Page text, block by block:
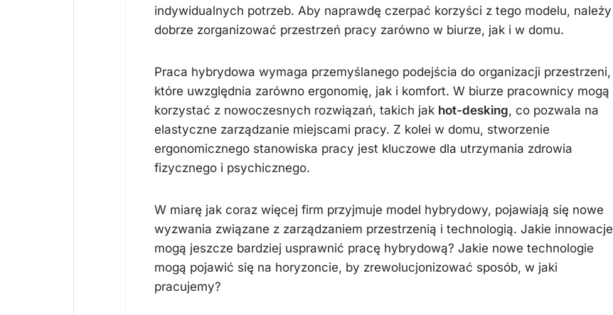
indywidualnych potrzeb. Aby naprawdę czerpać korzyści z tego modelu, należy
dobrze zorganizować przestrzeń pracy zarówno w biurze, jak i w domu.
Praca hybrydowa wymaga przemyślanego podejścia do organizacji przestrzeni,
które uwzględnia zarówno ergonomię, jak i komfort. W biurze pracownicy mogą
korzystać z nowoczesnych rozwiązań, takich jak hot-desking, co pozwala na
elastyczne zarządzanie miejscami pracy. Z kolei w domu, stworzenie
ergonomicznego stanowiska pracy jest kluczowe dla utrzymania zdrowia
fizycznego i psychicznego.
W miarę jak coraz więcej firm przyjmuje model hybrydowy, pojawiają się nowe
wyzwania związane z zarządzaniem przestrzenią i technologią. Jakie innowacje
mogą jeszcze bardziej usprawnić pracę hybrydową? Jakie nowe technologie
mogą pojawić się na horyzoncie, by zrewolucjonizować sposób, w jaki
pracujemy?